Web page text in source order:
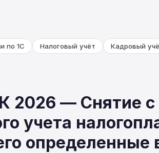
по 1С Налоговый учёт Кадровый
2026 — Снятие с
учета
определенные